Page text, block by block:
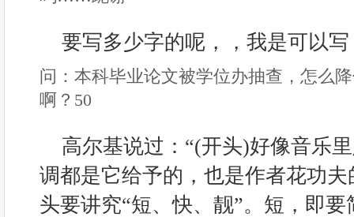
要写多少字的呢，，我是可以写
问：本科毕业论文被学位办抽查，怎么
啊？50
高尔基说过：“(开头)好像音乐
调都是它给予的，也是作者花功
头要讲究“短、快、靓”。短，即